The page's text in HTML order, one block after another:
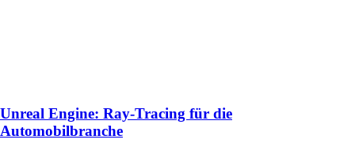
Unreal Engine: Ray-Tracing für die
Automobilbranche